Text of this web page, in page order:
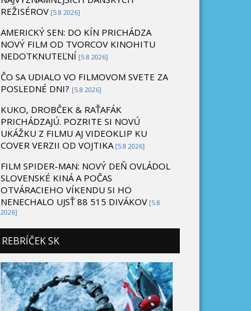
REŽISÉROV [5.8 2026]
AMERICKÝ SEN: DO KÍN PRICHÁDZA
NOVÝ FILM OD TVORCOV KINOHITU
NEDOTKNUTEĽNÍ [5.8 2026]
ČO SA UDIALO VO FILMOVOM SVETE ZA
POSLEDNÉ DNI? [5.8 2026]
KUKO, DROBČEK & RAŤAFÁK
PRICHÁDZAJÚ. POZRITE SI NOVÚ
UKÁŽKU Z FILMU AJ VIDEOKLIP KU
COVER VERZII OD VOJTIKA [5.8 2026]
FILM SPIDER-MAN: NOVÝ DEŇ OVLÁDOL
SLOVENSKÉ KINÁ A POČAS
OTVÁRACIEHO VÍKENDU SI HO
NENECHALO UJSŤ 88 515 DIVÁKOV [5.8
2026]
REBRÍČEK SK